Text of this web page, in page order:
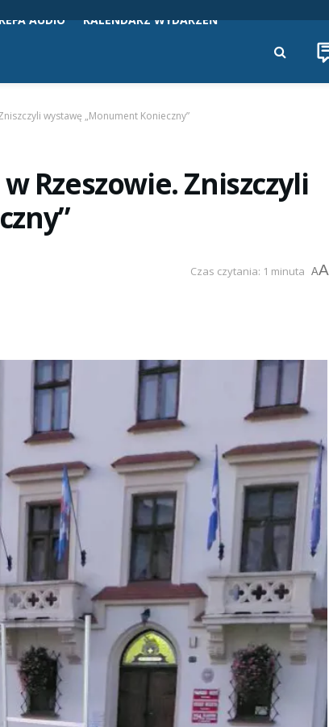
AUDIO KALENDARZ WYDARZEŃ
wystawę „Monument Konieczny”
Rzeszowie. Zniszczyli
Czas czytania: 1 minuta AA